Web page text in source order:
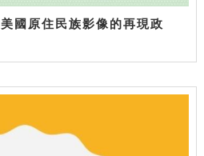
國原住民族影像的再現政